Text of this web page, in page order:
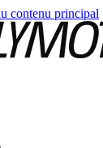
contenu principal